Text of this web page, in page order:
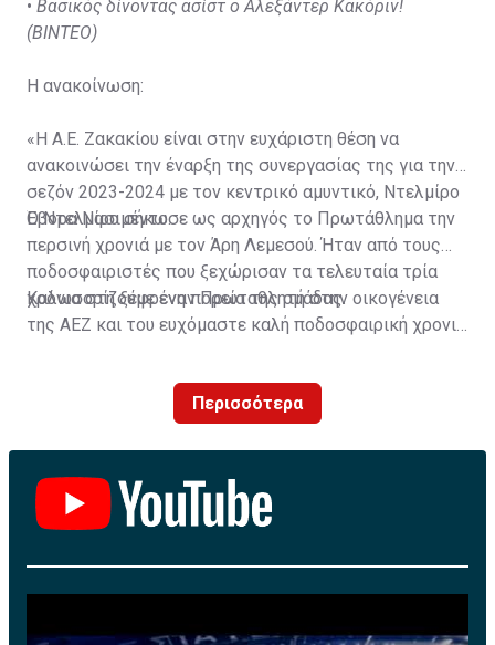
• Βασικός δίνοντας ασίστ ο Αλεξάντερ Κακόριν!
(ΒΙΝΤΕΟ)
Η ανακοίνωση:
«Η Α.Ε. Ζακακίου είναι στην ευχάριστη θέση να
ανακοινώσει την έναρξη της συνεργασίας της για την
σεζόν 2023-2024 με τον κεντρικό αμυντικό, Ντελμίρο
Έβορα Νασιμέντο.
Ο Ντελμίρο σήκωσε ως αρχηγός το Πρωτάθλημα την
περσινή χρονιά με τον Άρη Λεμεσού. Ήταν από τους
ποδοσφαιριστές που ξεχώρισαν τα τελευταία τρία
χρόνια στη ξέφρενη πορεία της ομάδας.
Καλωσορίζουμε έναν Πρωταθλητή στην οικογένεια
της ΑΕΖ και του ευχόμαστε καλή ποδοσφαιρική χρονιά
Περισσότερα